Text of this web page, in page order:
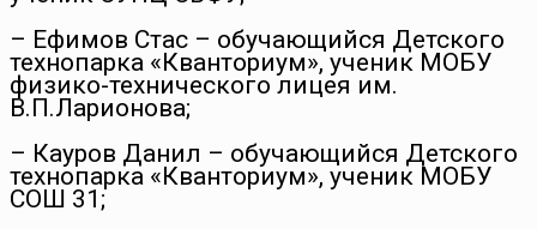
– Ефимов Стас – обучающийся Детского
технопарка «Кванториум», ученик МОБУ
физико-технического лицея им.
В.П.Ларионова;
– Кауров Данил – обучающийся Детского
технопарка «Кванториум», ученик МОБУ
СОШ 31;